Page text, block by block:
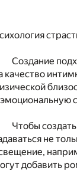
Создание
качество
Чтобы
не
добавить